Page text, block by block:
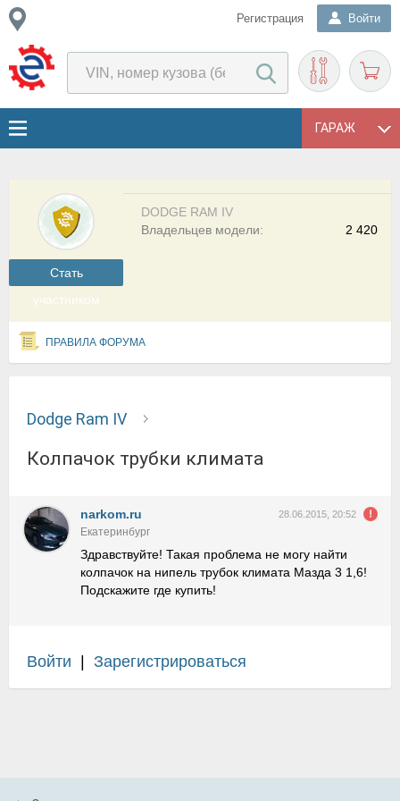
Регистрация Войти
ГАРАЖ
Cтать
участником
DODGE RAM IV
2 420
Владельцев модели:
ПРАВИЛА ФОРУМА
Dodge Ram IV
Колпачок трубки климата
narkom.ru 28.06.2015, 20:52
Екатеринбург
Здравствуйте! Такая проблема не могу найти
колпачок на нипель трубок климата Мазда 3 1,6!
Подскажите где купить!
Войти Зарегистрироваться